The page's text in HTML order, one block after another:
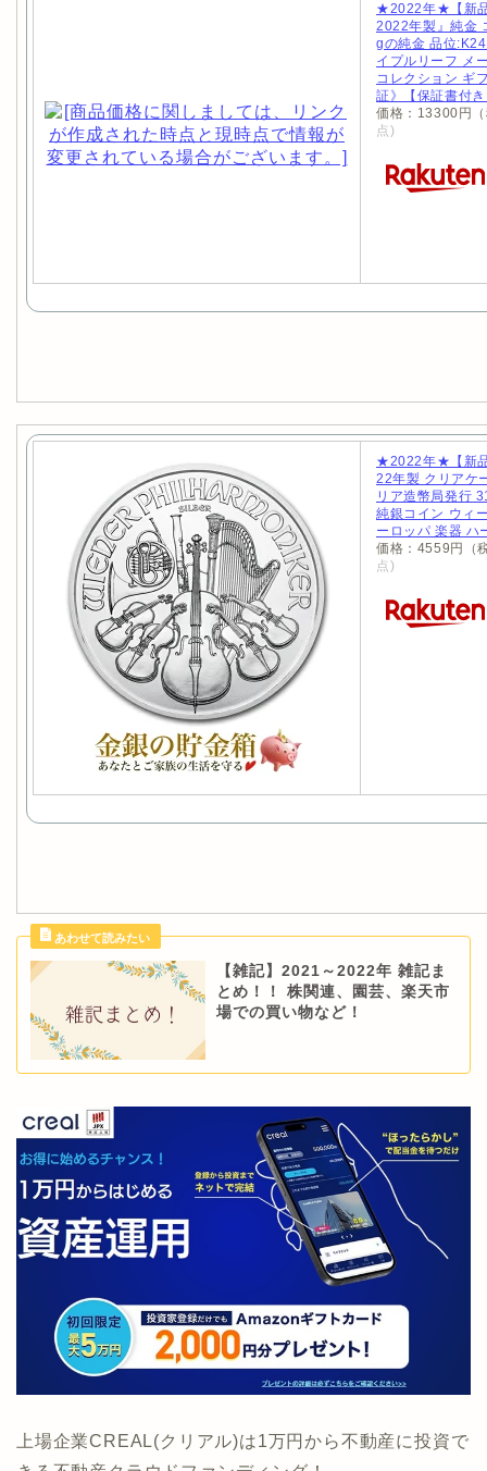
★2022年★【新
2022年製』純金
gの純金 品位
イプルリーフ メ
コレクション ギ
証》【保証書付
価格：13300円
点)
★2022年★【新
22年製 クリアケ
リア造幣局発行
純銀コイン ウィ
ーロッパ 楽器 ハ
価格：4559円（
点)
【雑記】2021～2022年 雑記ま
とめ！！ 株関連、園芸、楽天市
場での買い物など！
上場企業CREAL(クリアル)は1万円から不動産に投資で